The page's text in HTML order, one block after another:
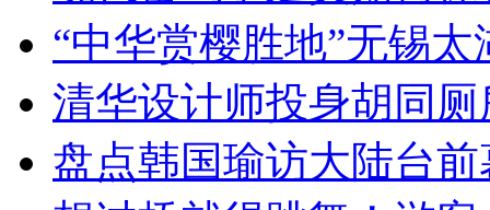
“中华赏樱胜地”无锡
清华设计师投身胡同
盘点韩国瑜访大陆台